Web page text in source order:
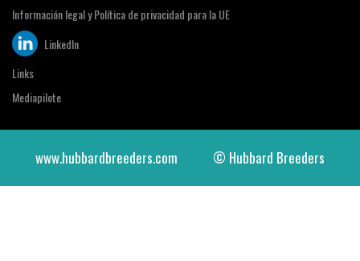
Información legal y Política de privacidad para la UE
LinkedIn
Links
Mediapilote
www.hubbardbreeders.com © Hubbard Breeders